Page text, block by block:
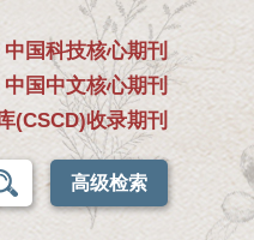
中国科技核心期刊
中国中文核心期刊
(CSCD)收录期刊
高级检索